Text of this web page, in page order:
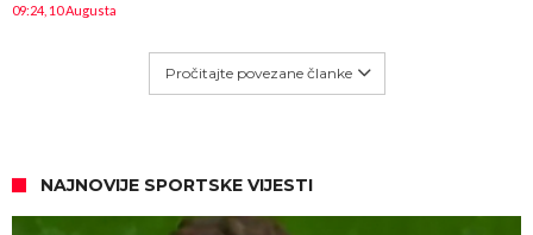
09:24, 10 Augusta
Pročitajte povezane članke
NAJNOVIJE SPORTSKE VIJESTI